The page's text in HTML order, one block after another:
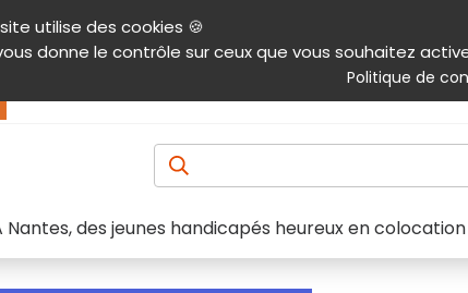
utilise des cookies 🍪
donne le contrôle sur ceux que vous souhaitez
Politique de
Aide et accessibilité Menu principal
Produits & services
Nantes, des jeunes handicapés heureux en colocation